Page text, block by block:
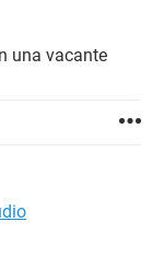
una vacante